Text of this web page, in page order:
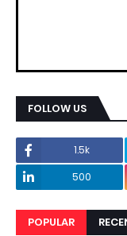
FOLLOW US
1.5k
500
POPULAR